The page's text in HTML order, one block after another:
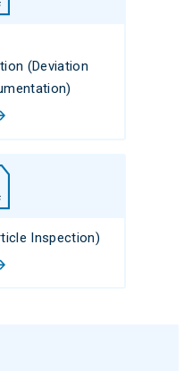
(Deviation
Inspection)